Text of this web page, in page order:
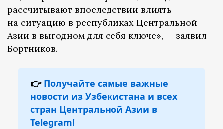
рассчитывают впоследствии влиять
на ситуацию в республиках Центральной
Азии в выгодном для себя ключе», — заявил
Бортников.
👉 Получайте самые важные
новости из Узбекистана и всех
стран Центральной Азии в
Telegram!